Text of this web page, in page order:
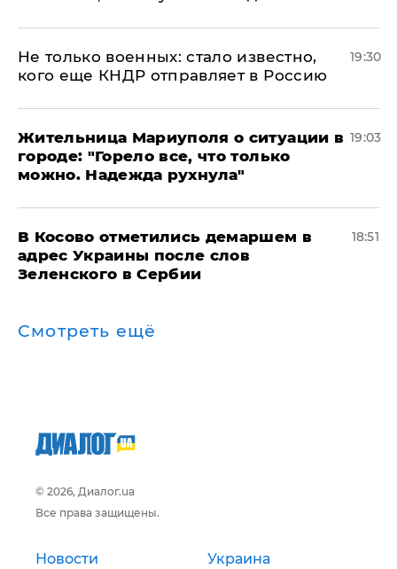
Не только военных: стало известно,
кого еще КНДР отправляет в Россию
19:30
Жительница Мариуполя о ситуации в
городе: "Горело все, что только
можно. Надежда рухнула"
19:03
В Косово отметились демаршем в
адрес Украины после слов
Зеленского в Сербии
18:51
Смотреть ещё
© 2026, Диалог.ua
Все права защищены.
Новости Украина